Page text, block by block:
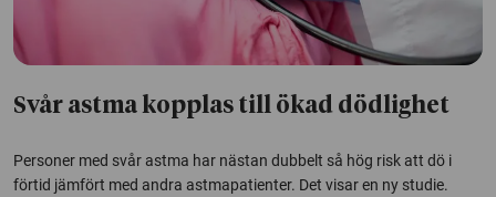
Svår astma kopplas till ökad dödlighet
Personer med svår astma har nästan dubbelt så hög risk att dö i
förtid jämfört med andra astmapatienter. Det visar en ny studie.